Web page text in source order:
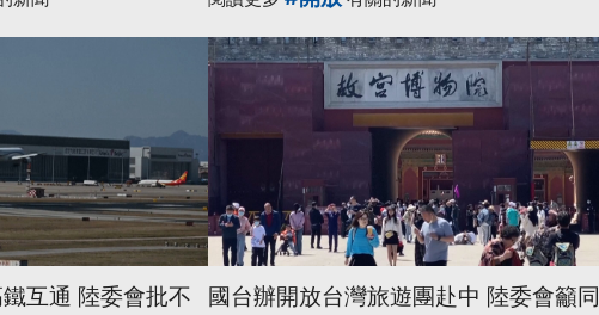
互通 陸委會批不
國台辦開放台灣旅遊團赴中 陸委會籲同